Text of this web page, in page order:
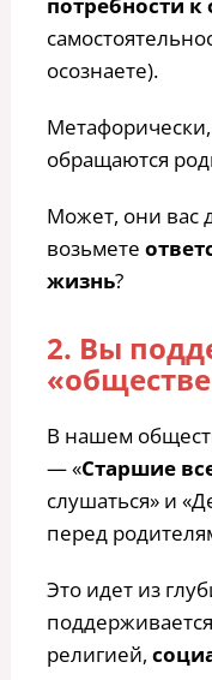
потребности
осознаете).
обращаются
Может, они вас
возьмете
жизнь?
2. Вы
В нашем
— «Старшие
слушаться» и
перед
Это идет из
религией,